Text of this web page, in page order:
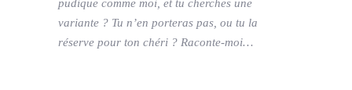
pudique comme moi, et tu cherches une
variante ? Tu n’en porteras pas, ou tu la
réserve pour ton chéri ? Raconte-moi…